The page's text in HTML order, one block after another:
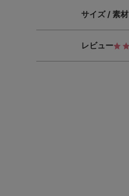
サイズ / 素材
レビュー